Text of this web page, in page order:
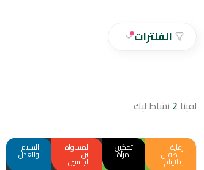
الفلترات
لقينا 2 نشاط ليك
رعاية
الاطفال
والايتام
تمكين
المرأة
المساواه
بين
الجنسين
السلام
والعدل